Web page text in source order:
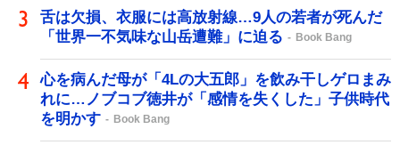
舌は欠損、衣服には高放射線…9人の若者が死んだ
「世界一不気味な山岳遭難」に迫る
Book Bang
心を病んだ母が「4Lの大五郎」を飲み干しゲロまみ
れに…ノブコブ徳井が「感情を失くした」子供時代
を明かす
Book Bang